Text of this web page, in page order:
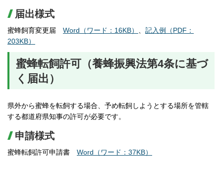
届出様式
蜜蜂飼育変更届 Word（ワード：16KB） 、 記入例（PDF：
203KB）
蜜蜂転飼許可（養蜂振興法第4条に基づ
く届出）
県外から蜜蜂を転飼する場合、予め転飼しようとする場所を管轄
する都道府県知事の許可が必要です。
申請様式
蜜蜂転飼許可申請書 Word（ワード：37KB）